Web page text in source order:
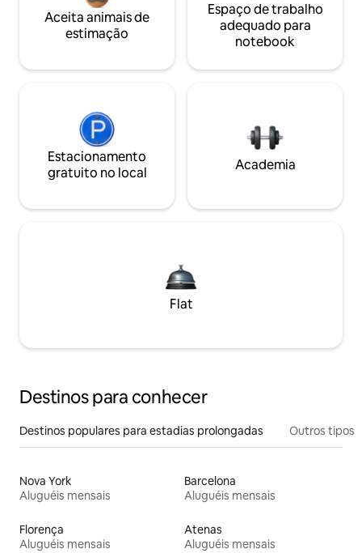
Aceita animais de
estimação
Espaço de trabalho
adequado para
notebook
Estacionamento
gratuito no local
Academia
Flat
Destinos para conhecer
Destinos populares para estadias prolongadas Outros tipos
Nova York
Aluguéis mensais
Barcelona
Aluguéis mensais
Florença
Aluguéis mensais
Atenas
Aluguéis mensais